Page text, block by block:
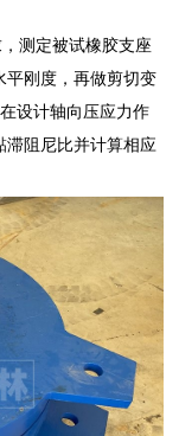
测定被试橡胶支座
平刚度，再做剪切变
设计轴向压应力作
滞阻尼比并计算相应